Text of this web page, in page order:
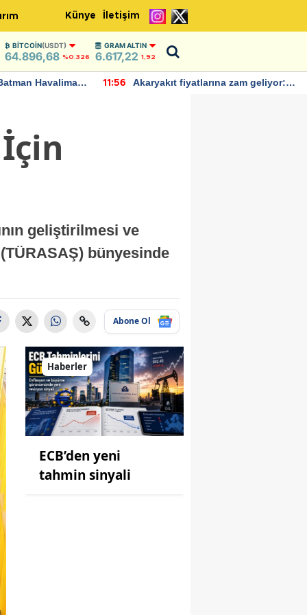
Künye İletişim
BITCOIN(USDT)
64.896,68 %0.326
GRAM ALTIN
6.617,22 1,92
Havalimanı
11:56
Akaryakıt fiyatlarına zam geliyor:
geliştirilmesi ve
bünyesinde
Abone Ol
Haberler
ECB’den yeni
tahmin sinyali